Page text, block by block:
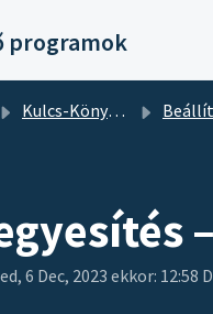
programok
Kulcs-Könyvelés
6 Dec, 2023 ekkor: 12:58